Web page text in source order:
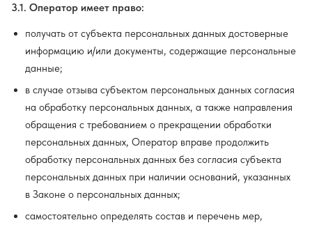
3.1. Оператор имеет право:
получать от субъекта персональных данных достоверные
информацию и/или документы, содержащие персональные
данные;
в случае отзыва субъектом персональных данных согласия
на обработку персональных данных, а также направления
обращения с требованием о прекращении обработки
персональных данных, Оператор вправе продолжить
обработку персональных данных без согласия субъекта
персональных данных при наличии оснований, указанных
в Законе о персональных данных;
самостоятельно определять состав и перечень мер,